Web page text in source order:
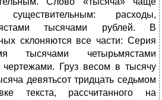
расходы,
тысячами рублей. В
склоняются все части: Серия
тысячами четырьмястами
Груз весом в тысячу
девятьсот тридцать седьмом
текста, рассчитанного на